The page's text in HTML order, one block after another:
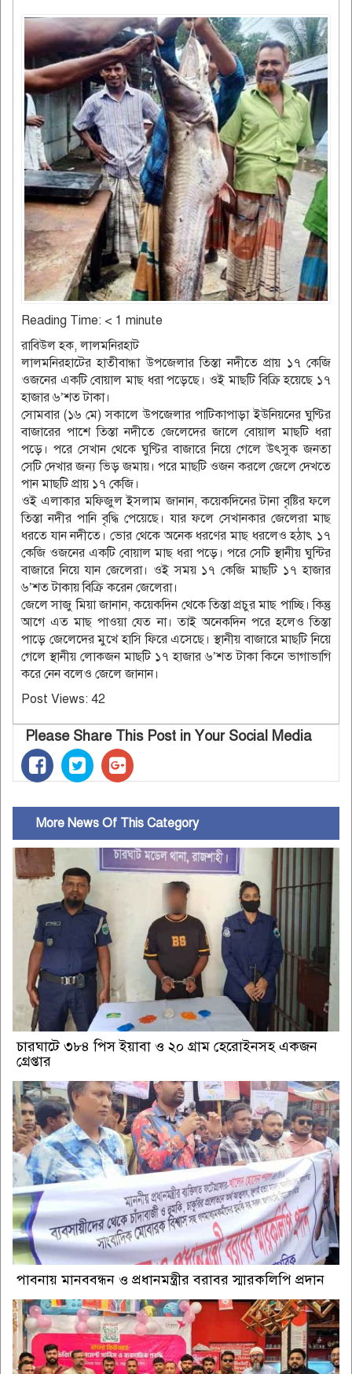
Reading Time: < 1 minute
রাবিউল হক, লালমনিরহাট
লালমনিরহাটের হাতীবান্ধা উপজেলার তিস্তা নদীতে প্রায় ১৭ কেজি
ওজনের একটি বোয়াল মাছ ধরা পড়েছে। ওই মাছটি বিক্রি হয়েছে ১৭
হাজার ৬’শত টাকা।
সোমবার (১৬ মে) সকালে উপজেলার পাটিকাপাড়া ইউনিয়নের ঘুণ্টির
বাজারের পাশে তিস্তা নদীতে জেলেদের জালে বোয়াল মাছটি ধরা
পড়ে। পরে সেখান থেকে ঘুণ্টির বাজারে নিয়ে গেলে উৎসুক জনতা
সেটি দেখার জন্য ভিড় জমায়। পরে মাছটি ওজন করলে জেলে দেখতে
পান মাছটি প্রায় ১৭ কেজি।
ওই এলাকার মফিজুল ইসলাম জানান, কয়েকদিনের টানা বৃষ্টির ফলে
তিস্তা নদীর পানি বৃদ্ধি পেয়েছে। যার ফলে সেখানকার জেলেরা মাছ
ধরতে যান নদীতে। ভোর থেকে অনেক ধরণের মাছ ধরলেও হঠাৎ ১৭
কেজি ওজনের একটি বোয়াল মাছ ধরা পড়ে। পরে সেটি স্থানীয় ঘুন্টির
বাজারে নিয়ে যান জেলেরা। ওই সময় ১৭ কেজি মাছটি ১৭ হাজার
৬’শত টাকায় বিক্রি করেন জেলেরা।
জেলে সাজু মিয়া জানান, কয়েকদিন থেকে তিস্তা প্রচুর মাছ পাচ্ছি। কিন্তু
আগে এত মাছ পাওয়া যেত না। তাই অনেকদিন পরে হলেও তিস্তা
পাড়ে জেলেদের মুখে হাসি ফিরে এসেছে। স্থানীয় বাজারে মাছটি নিয়ে
গেলে স্থানীয় লোকজন মাছটি ১৭ হাজার ৬’শত টাকা কিনে ভাগাভাগি
করে নেন বলেও জেলে জানান।
Post Views: 42
Please Share This Post in Your Social Media
More News Of This Category
চারঘাটে ৩৮৪ পিস ইয়াবা ও ২০ গ্রাম হেরোইনসহ একজন
গ্রেপ্তার
পাবনায় মানববন্ধন ও প্রধানমন্ত্রীর বরাবর স্মারকলিপি প্রদান